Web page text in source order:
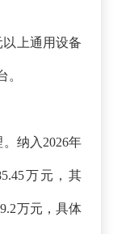
以上通用设备
。
纳入 2026年
万元，其
万元，具体